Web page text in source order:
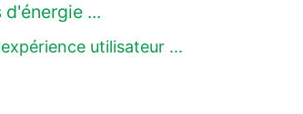
...
utilisateur ...